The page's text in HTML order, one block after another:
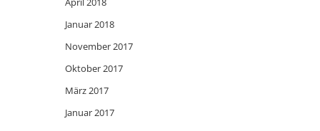
Januar 2018
November 2017
Oktober 2017
März 2017
Januar 2017